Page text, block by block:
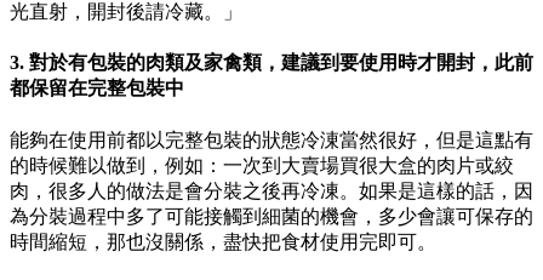
光直射，開封後請冷藏。」
3. 對於有包裝的肉類及家禽類，建議到要使用時才開封，此前
都保留在完整包裝中
能夠在使用前都以完整包裝的狀態冷涷當然很好，但是這點有
的時候難以做到，例如：一次到大賣場買很大盒的肉片或絞
肉，很多人的做法是會分裝之後再冷凍。如果是這樣的話，因
為分裝過程中多了可能接觸到細菌的機會，多少會讓可保存的
時間縮短，那也沒關係，盡快把食材使用完即可。